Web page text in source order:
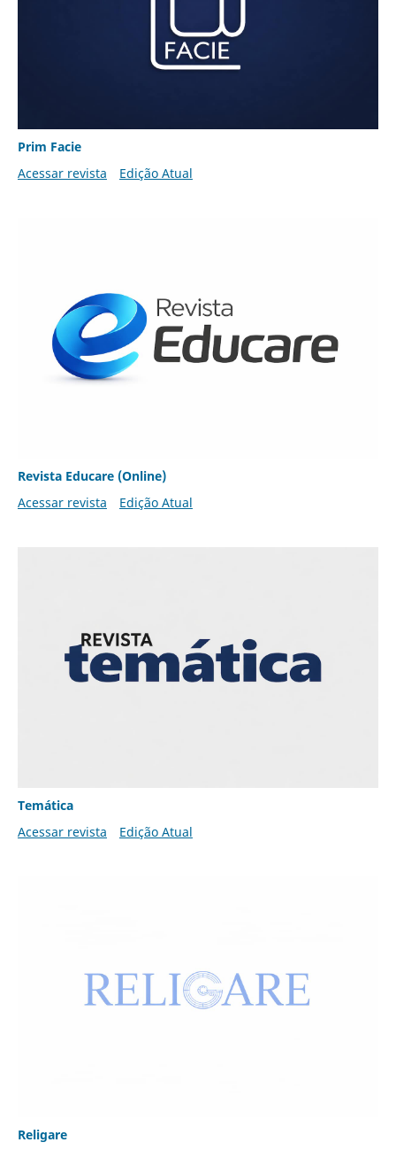
Prim Facie
Acessar revista
Edição Atual
Revista Educare (Online)
Acessar revista
Edição Atual
Temática
Acessar revista
Edição Atual
Religare